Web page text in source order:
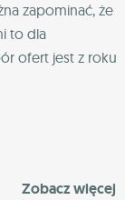
zapominać, że
to dla
ofert jest z roku
Zobacz więcej